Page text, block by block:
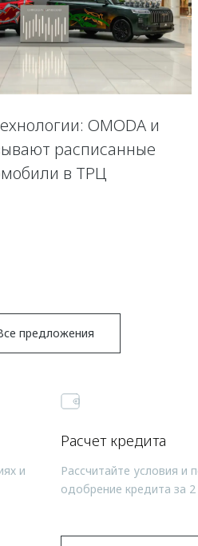
OMODA и
расписанные
в ТРЦ
предложения
и
Расчет кредита
Рассчитайте условия и
одобрение кредита за